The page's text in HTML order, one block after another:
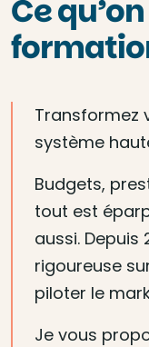
Ce
Transformez
système
Budgets,
tout est
aussi. Depuis
rigoureuse
piloter le
Je vous